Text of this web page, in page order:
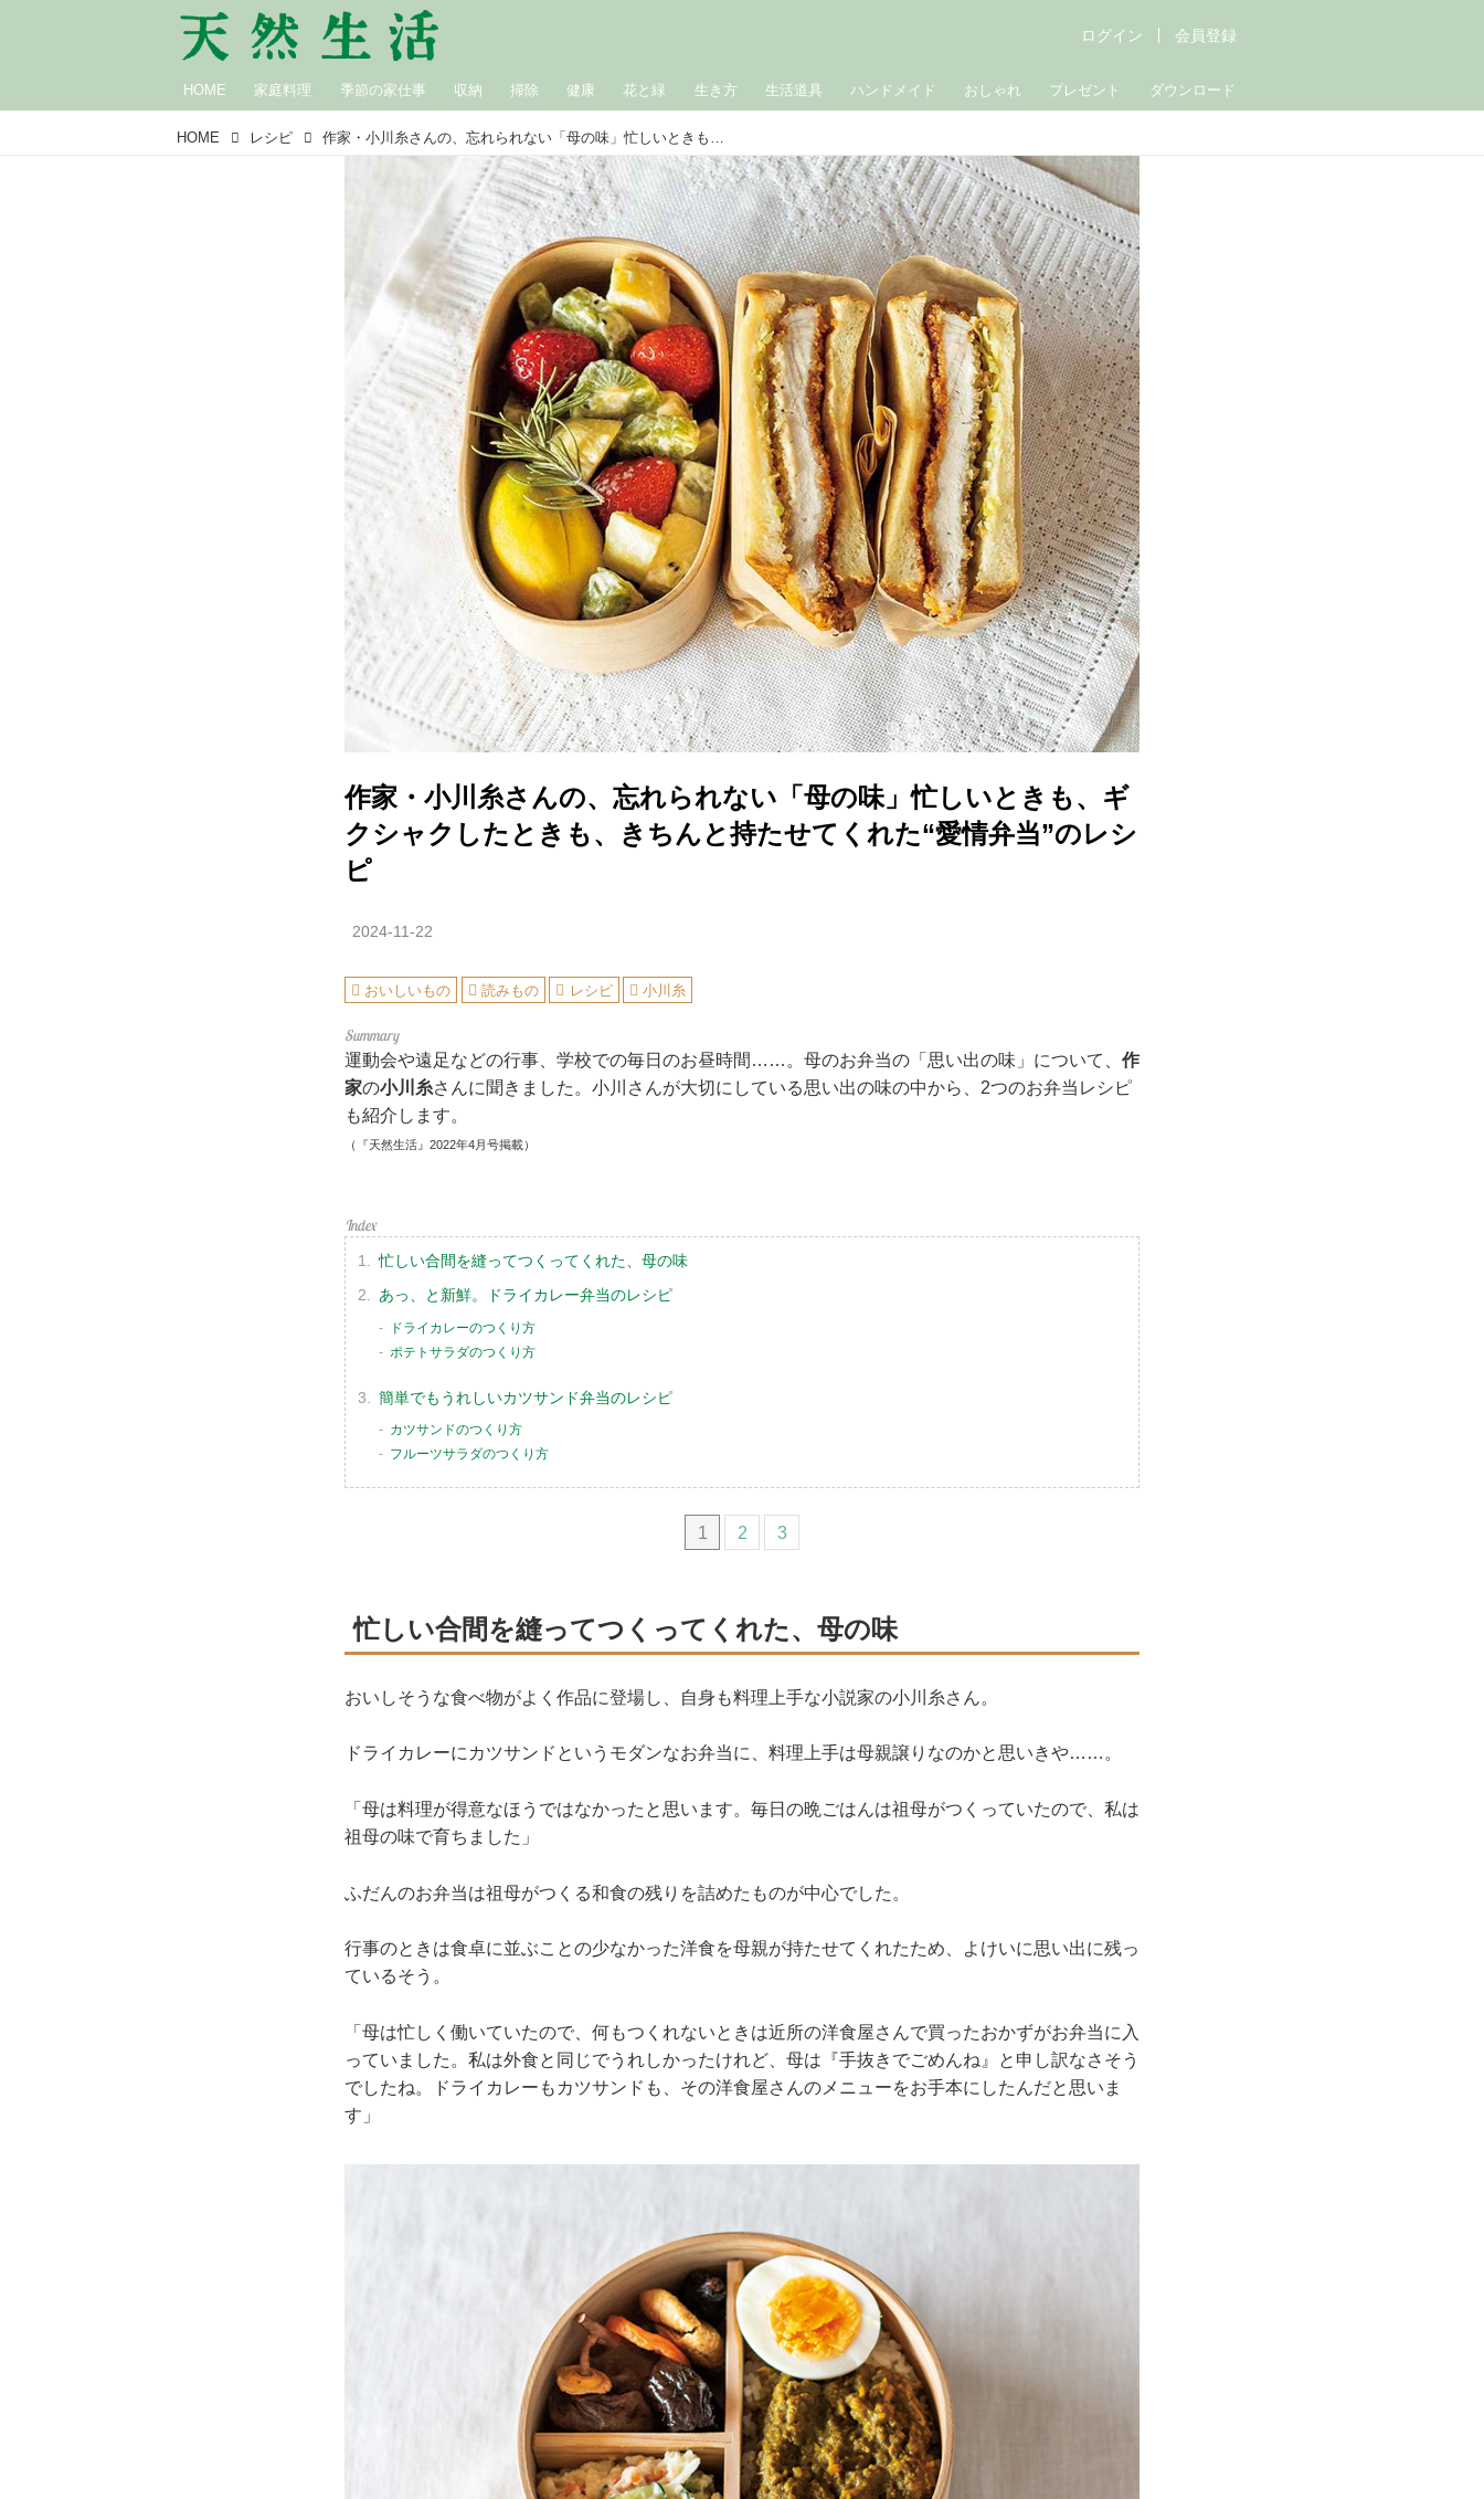
HOME 家庭料理 季節の家仕事 収納 掃除 健康 花と緑 生き方 生活道具 ハンドメイド おしゃれ プレゼント ダウンロード
ログイン 会員登録
HOME レシピ 作家・小川糸さんの、忘れられない「母の味」忙しいときも、ギクシャクしたときも、きちんと持たせてくれた“愛情弁当”のレシピ
作家・小川糸さんの、忘れられない「母の味」忙しいときも、ギ
クシャクしたときも、きちんと持たせてくれた“愛情弁当”のレシ
ピ
2024-11-22
おいしいもの 読みもの レシピ 小川糸
運動会や遠足などの行事、学校での毎日のお昼時間……。母のお弁当の「思い出の味」について、 作
家の小川糸さんに聞きました。小川さんが大切にしている思い出の味の中から、2つのお弁当レシピ
も紹介します。
（『天然生活』2022年4月号掲載）
忙しい合間を縫ってつくってくれた、母の味
あっ、と新鮮。ドライカレー弁当のレシピ
ドライカレーのつくり方
ポテトサラダのつくり方
簡単でもうれしいカツサンド弁当のレシピ
カツサンドのつくり方
フルーツサラダのつくり方
1 2 3
忙しい合間を縫ってつくってくれた、母の味
おいしそうな食べ物がよく作品に登場し、自身も料理上手な小説家の小川糸さん。
ドライカレーにカツサンドというモダンなお弁当に、料理上手は母親譲りなのかと思いきや……。
「母は料理が得意なほうではなかったと思います。毎日の晩ごはんは祖母がつくっていたので、私は
祖母の味で育ちました」
ふだんのお弁当は祖母がつくる和食の残りを詰めたものが中心でした。
行事のときは食卓に並ぶことの少なかった洋食を母親が持たせてくれたため、よけいに思い出に残っ
ているそう。
「母は忙しく働いていたので、何もつくれないときは近所の洋食屋さんで買ったおかずがお弁当に入
っていました。私は外食と同じでうれしかったけれど、母は『手抜きでごめんね』と申し訳なさそう
でしたね。ドライカレーもカツサンドも、その洋食屋さんのメニューをお手本にしたんだと思いま
す」